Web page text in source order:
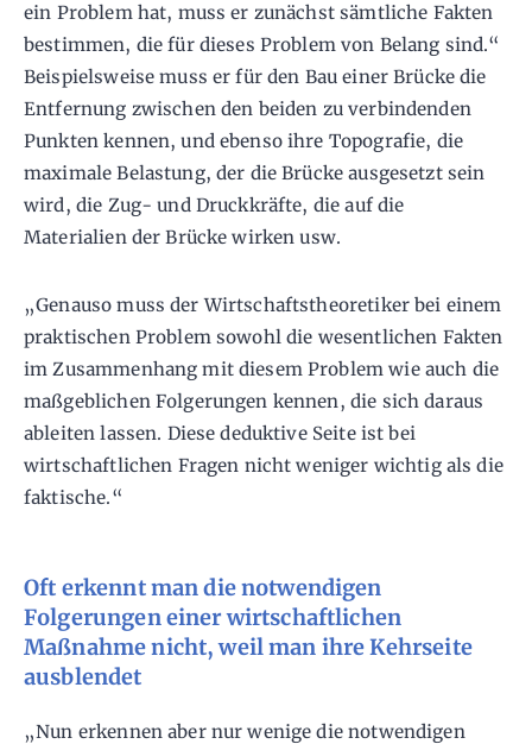
ein Problem hat, muss er zunächst sämtliche Fakten
bestimmen, die für dieses Problem von Belang sind.“
Beispielsweise muss er für den Bau einer Brücke die
Entfernung zwischen den beiden zu verbindenden
Punkten kennen, und ebenso ihre Topografie, die
maximale Belastung, der die Brücke ausgesetzt sein
wird, die Zug- und Druckkräfte, die auf die
Materialien der Brücke wirken usw.
„Genauso muss der Wirtschaftstheoretiker bei einem
praktischen Problem sowohl die wesentlichen Fakten
im Zusammenhang mit diesem Problem wie auch die
maßgeblichen Folgerungen kennen, die sich daraus
ableiten lassen. Diese deduktive Seite ist bei
wirtschaftlichen Fragen nicht weniger wichtig als die
faktische.“
Oft erkennt man die notwendigen
Folgerungen einer wirtschaftlichen
Maßnahme nicht, weil man ihre Kehrseite
ausblendet
„Nun erkennen aber nur wenige die notwendigen